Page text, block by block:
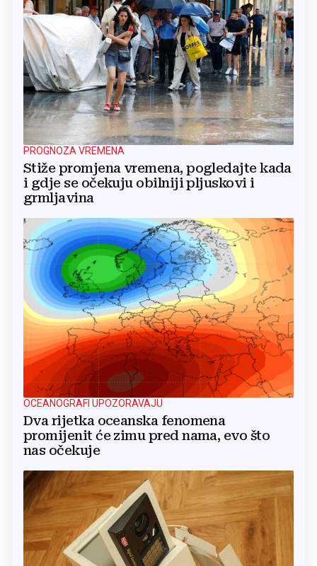
PROGNOZA VREMENA
Stiže promjena vremena, pogledajte kada
i gdje se očekuju obilniji pljuskovi i
grmljavina
OCEANOGRAFI UPOZORAVAJU
Dva rijetka oceanska fenomena
promijenit će zimu pred nama, evo što
nas očekuje